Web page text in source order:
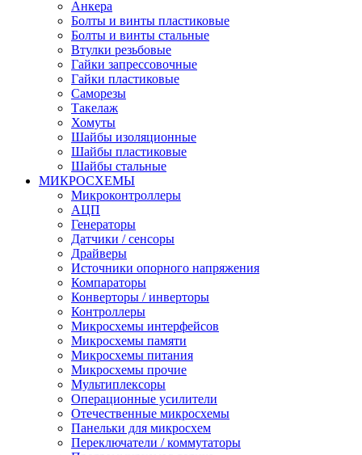
Анкера
Болты и винты пластиковые
Болты и винты стальные
Втулки резьбовые
Гайки запрессовочные
Гайки пластиковые
Саморезы
Такелаж
Хомуты
Шайбы изоляционные
Шайбы пластиковые
Шайбы стальные
МИКРОСХЕМЫ
Микроконтроллеры
АЦП
Генераторы
Датчики / сенсоры
Драйверы
Источники опорного напряжения
Компараторы
Конверторы / инверторы
Контроллеры
Микросхемы интерфейсов
Микросхемы памяти
Микросхемы питания
Микросхемы прочие
Мультиплексоры
Операционные усилители
Отечественные микросхемы
Панельки для микросхем
Переключатели / коммутаторы